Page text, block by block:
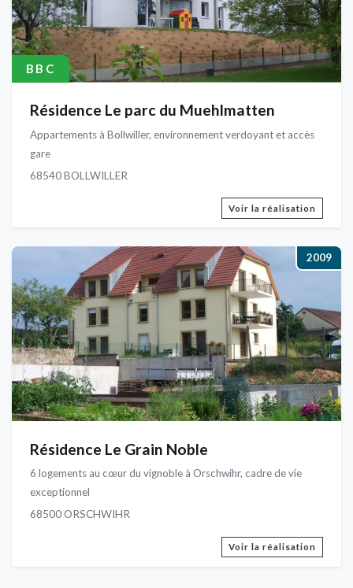
BBC
Résidence Le parc du Muehlmatten
Appartements à Bollwiller, environnement verdoyant et accès
gare
68540 BOLLWILLER
Voir la réalisation
2009
Résidence Le Grain Noble
6 logements au cœur du vignoble à Orschwihr, cadre de vie
exceptionnel
68500 ORSCHWIHR
Voir la réalisation